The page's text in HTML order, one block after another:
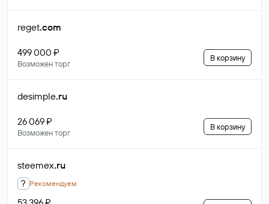
reget.com
499 000 ₽
Возможен торг
В корзину
desimple.ru
26 069 ₽
Возможен торг
В корзину
steemex.ru
? Рекомендуем